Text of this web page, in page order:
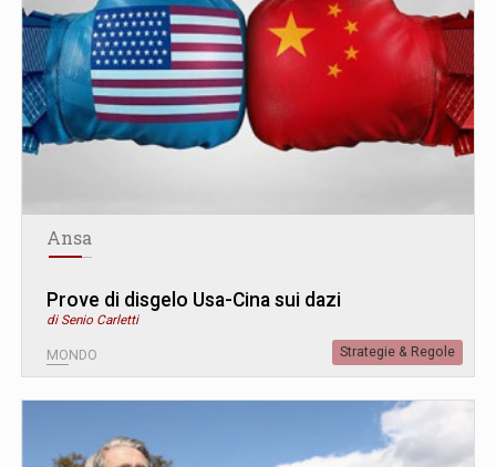
Ansa
Prove di disgelo Usa-Cina sui dazi
di Senio Carletti
MONDO Strategie & Regole